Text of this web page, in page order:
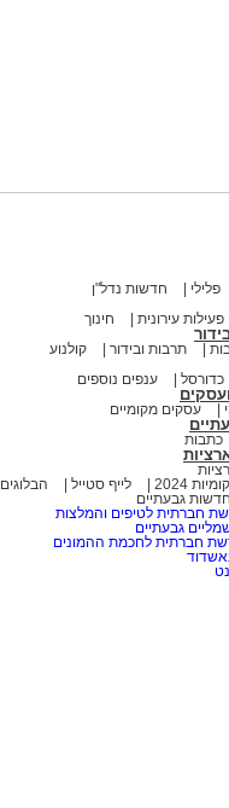
פלילי חדשות נדל"ן
פעילות עירונית חינוך
תרבות ובידור קולנוע
כדורסל ענפים נוספים
עסקים מקומיים
כתבות
2024
לייף סטייל הבלוגים
חדשות גבעתיים
חברתית לטיפים והמלצות
גבעתיים